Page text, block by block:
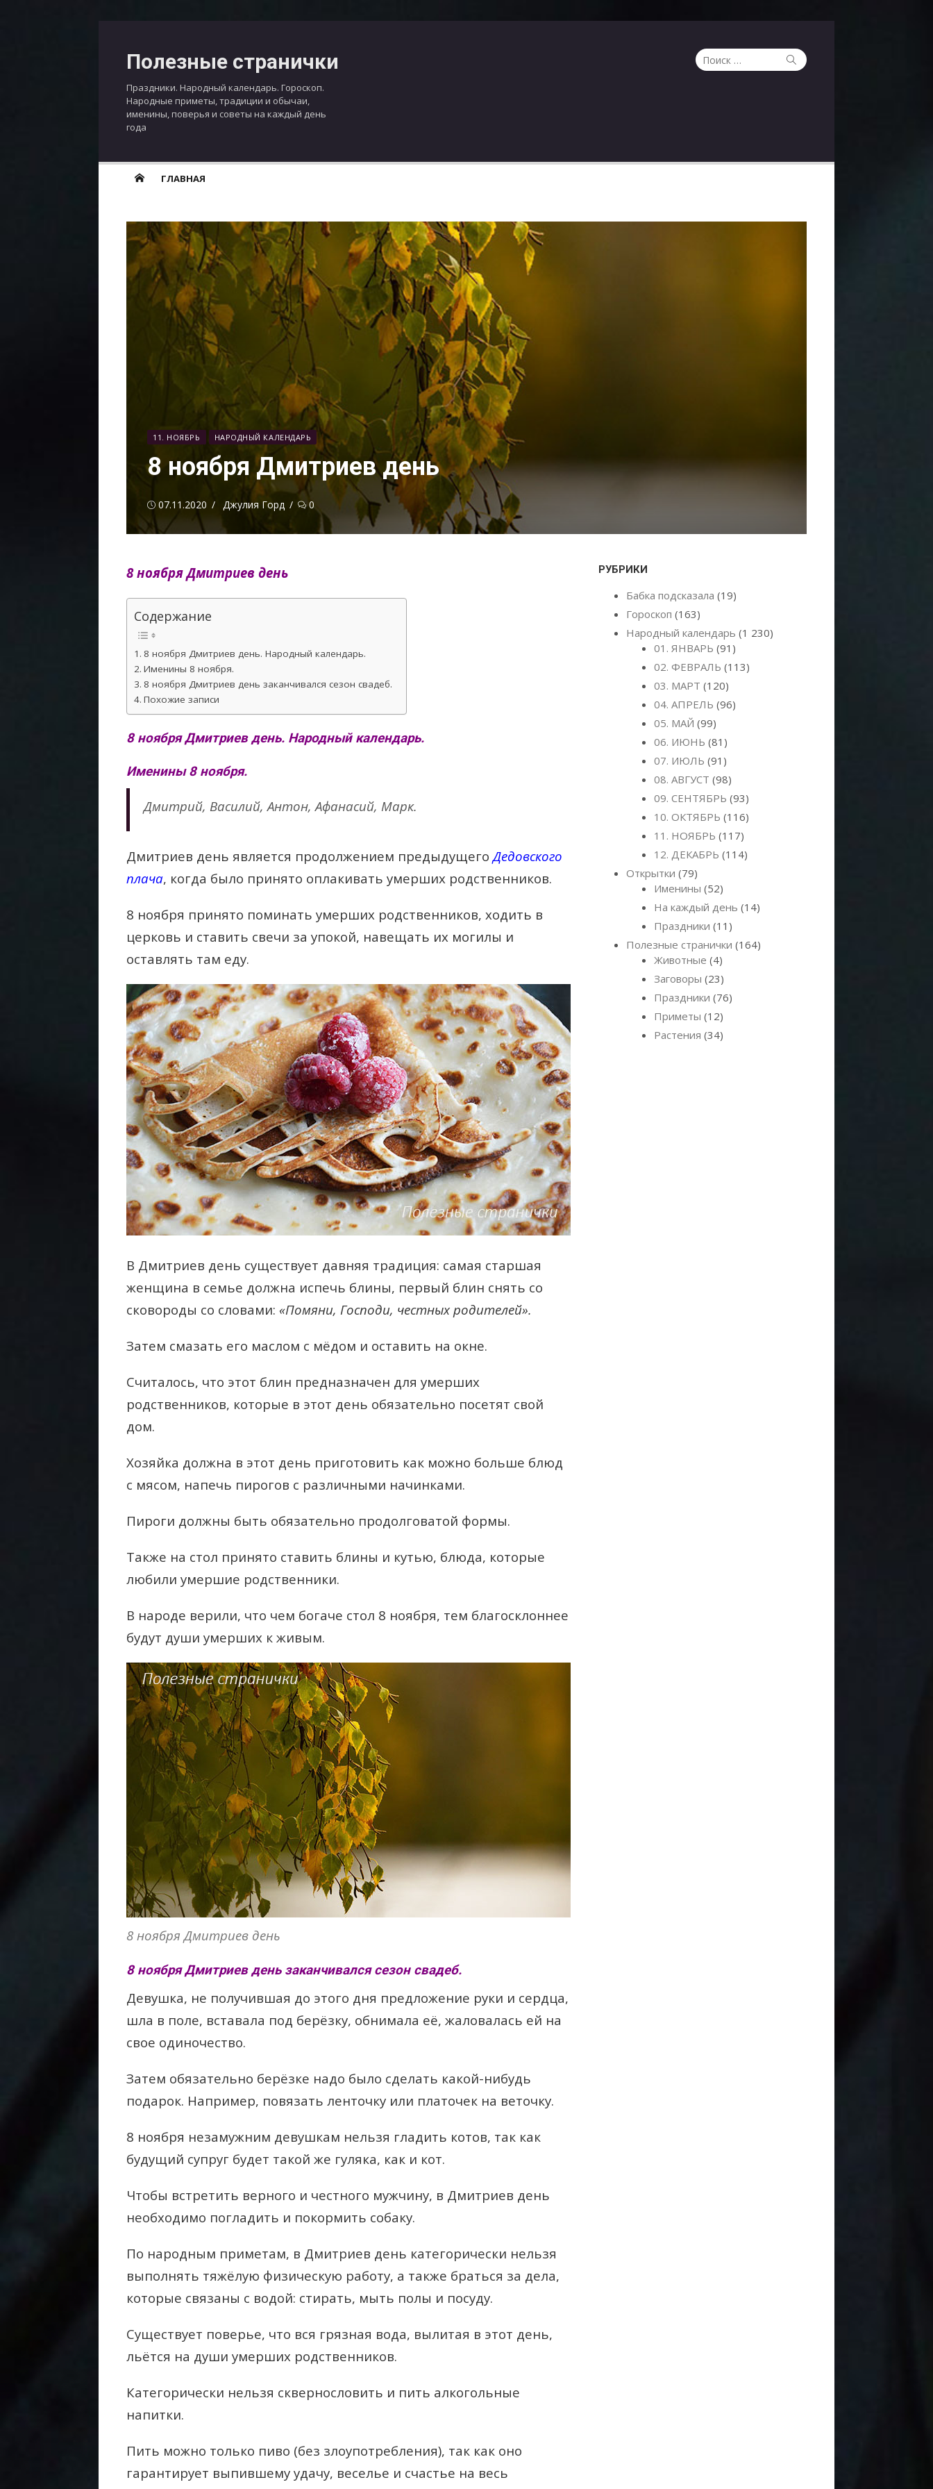
Полезные странички
Праздники. Народный календарь. Гороскоп.
Народные приметы, традиции и обычаи,
именины, поверья и советы на каждый день
года
Поиск
по:
Поиск
ГЛАВНАЯ
11. НОЯБРЬ НАРОДНЫЙ КАЛЕНДАРЬ
8 ноября Дмитриев день
Опубликовано
07.11.2020 Автор
Джулия Горд 0
8 ноября Дмитриев день
Содержание
8 ноября Дмитриев день. Народный календарь.
Именины 8 ноября.
8 ноября Дмитриев день заканчивался сезон свадеб.
Похожие записи
8 ноября Дмитриев день. Народный календарь.
Именины 8 ноября.
Дмитрий, Василий, Антон, Афанасий, Марк.
Дмитриев день является продолжением предыдущего Дедовского
плача, когда было принято оплакивать умерших родственников.
8 ноября принято поминать умерших родственников, ходить в
церковь и ставить свечи за упокой, навещать их могилы и
оставлять там еду.
В Дмитриев день существует давняя традиция: самая старшая
женщина в семье должна испечь блины, первый блин снять со
сковороды со словами: «Помяни, Господи, честных родителей».
Затем смазать его маслом с мёдом и оставить на окне.
Считалось, что этот блин предназначен для умерших
родственников, которые в этот день обязательно посетят свой
дом.
Хозяйка должна в этот день приготовить как можно больше блюд
с мясом, напечь пирогов с различными начинками.
Пироги должны быть обязательно продолговатой формы.
Также на стол принято ставить блины и кутью, блюда, которые
любили умершие родственники.
В народе верили, что чем богаче стол 8 ноября, тем благосклоннее
будут души умерших к живым.
8 ноября Дмитриев день
8 ноября Дмитриев день заканчивался сезон свадеб.
Девушка, не получившая до этого дня предложение руки и сердца,
шла в поле, вставала под берёзку, обнимала её, жаловалась ей на
свое одиночество.
Затем обязательно берёзке надо было сделать какой-нибудь
подарок. Например, повязать ленточку или платочек на веточку.
8 ноября незамужним девушкам нельзя гладить котов, так как
будущий супруг будет такой же гуляка, как и кот.
Чтобы встретить верного и честного мужчину, в Дмитриев день
необходимо погладить и покормить собаку.
По народным приметам, в Дмитриев день категорически нельзя
выполнять тяжёлую физическую работу, а также браться за дела,
которые связаны с водой: стирать, мыть полы и посуду.
Существует поверье, что вся грязная вода, вылитая в этот день,
льётся на души умерших родственников.
Категорически нельзя сквернословить и пить алкогольные
напитки.
Пить можно только пиво (без злоупотребления), так как оно
гарантирует выпившему удачу, веселье и счастье на весь
РУБРИКИ
Бабка подсказала (19)
Гороскоп (163)
Народный календарь (1 230)
01. ЯНВАРЬ (91)
02. ФЕВРАЛЬ (113)
03. МАРТ (120)
04. АПРЕЛЬ (96)
05. МАЙ (99)
06. ИЮНЬ (81)
07. ИЮЛЬ (91)
08. АВГУСТ (98)
09. СЕНТЯБРЬ (93)
10. ОКТЯБРЬ (116)
11. НОЯБРЬ (117)
12. ДЕКАБРЬ (114)
Открытки (79)
Именины (52)
На каждый день (14)
Праздники (11)
Полезные странички (164)
Животные (4)
Заговоры (23)
Праздники (76)
Приметы (12)
Растения (34)